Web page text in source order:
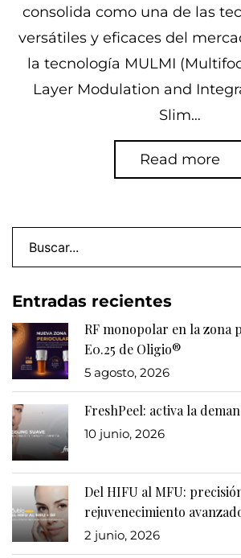
consolida como una de las
versátiles y eficaces del
la tecnología MULMI
Layer Modulation and
Slim…
Read more
Entradas recientes
RF monopolar en la zona
E0.25 de Oligio®
5 agosto, 2026
FreshPeel: activa la
10 junio, 2026
Del HIFU al MFU:
rejuvenecimiento
2 junio, 2026